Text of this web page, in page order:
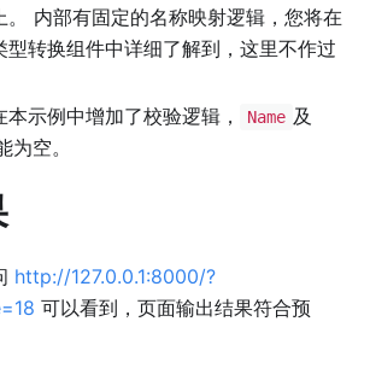
。 内部有固定的名称映射逻辑，您将在
型转换组件中详细了解到，这里不作过
示例中增加了校验逻辑，
Name 及
为空。
http://127.0.0.1:8000/?
可以看到，页面输出结果符合预